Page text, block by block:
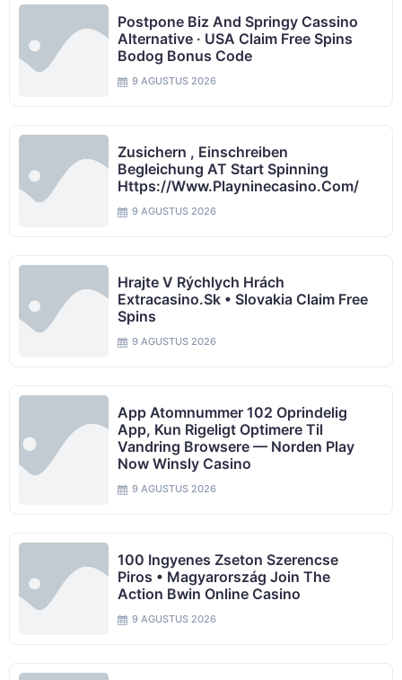
Postpone Biz And Springy Cassino
Alternative · USA Claim Free Spins
Bodog Bonus Code
9 AGUSTUS 2026
Zusichern , Einschreiben
Begleichung AT Start Spinning
Https://www.playninecasino.com/
9 AGUSTUS 2026
Hrajte V Rýchlych Hrách
Extracasino.sk • Slovakia Claim Free
Spins
9 AGUSTUS 2026
App Atomnummer 102 Oprindelig
App, Kun Rigeligt Optimere Til
Vandring Browsere — Norden Play
Now Winsly Casino
9 AGUSTUS 2026
100 Ingyenes Zseton Szerencse
Piros • Magyarország Join The
Action Bwin Online Casino
9 AGUSTUS 2026